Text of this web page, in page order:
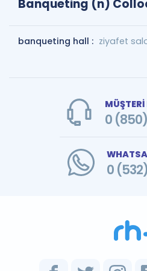
Banqueting (n)
banqueting hall : ziyafet
0
0